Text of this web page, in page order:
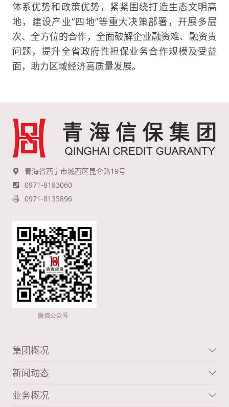
体系优势和政策优势，紧紧围绕打造生态文明高
地，建设产业“四地”等重大决策部署，开展多层
次、全方位的合作，全面破解企业融资难、融资贵
问题，提升全省政府性担保业务合作规模及受益
面，助力区域经济高质量发展。
青海省西宁市城西区昆仑路19号
0971-8183060
0971-8135896
集团概况
新闻动态
业务概况